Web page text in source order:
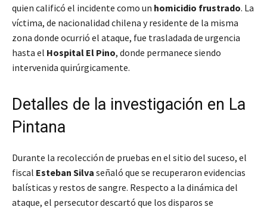
quien calificó el incidente como un homicidio frustrado. La
víctima, de nacionalidad chilena y residente de la misma
zona donde ocurrió el ataque, fue trasladada de urgencia
hasta el Hospital El Pino, donde permanece siendo
intervenida quirúrgicamente.
Detalles de la investigación en La
Pintana
Durante la recolección de pruebas en el sitio del suceso, el
fiscal Esteban Silva señaló que se recuperaron evidencias
balísticas y restos de sangre. Respecto a la dinámica del
ataque, el persecutor descartó que los disparos se